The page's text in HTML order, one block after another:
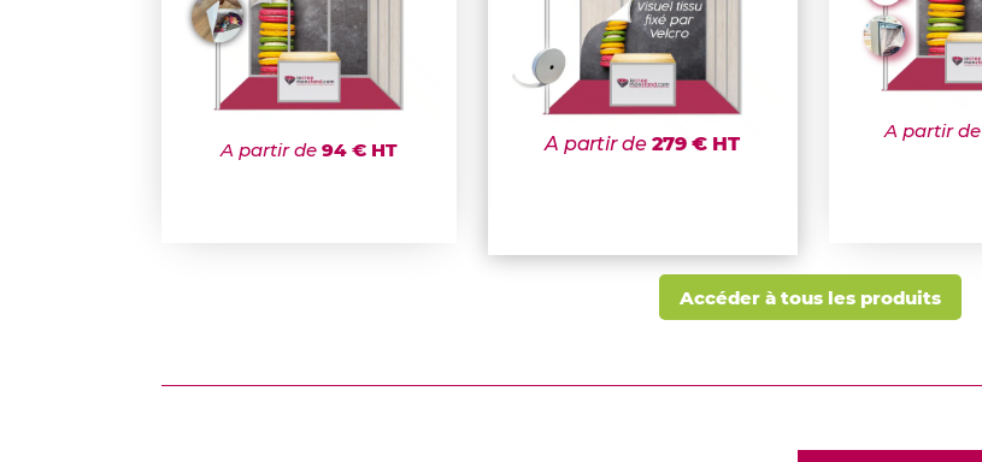
A partir de94 € HT A partir de 279 € HT
A partir de
Accéder à tous les produits